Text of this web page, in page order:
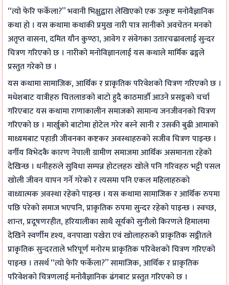
“त्यो फेरि फर्केला?” भवानी भिक्षुद्वारा लेखिएको एक उत्कृष्ट मनोवैज्ञानिक
कथा हो । यस कथामा कथाकी प्रमुख नारी पात्र सानीको अवचेतन मनको
अतृप्त वासना, दमित यौन कुण्ठा, आवेग र संवेगका उतारचढावलाई सुन्दर
चित्रण गरिएको छ । नारीको मनोविज्ञानलाई यस कथाले मार्मिक ढङ्गले
प्रस्तुत गरेको छ ।
यस कथामा सामाजिक, आर्थिक र प्राकृतिक परिवेशको चित्रण गरिएको छ ।
मधेशबाट यात्रीहरु चितलाङको बाटो हुदै काठमाडौँ आउने प्रसङ्गको चर्चा
गरिएबाट यस कथामा राणाकालीन समाजको सामान्य जनजीवनको चित्रण
गरिएको छ । मार्खुको बाटोमा होटेल गरेर बस्ने सानी र उसकी बुढी आमाको
माध्यमबाट पहाडी जीवनका कष्टकर अवस्थाहरुको सजीव चित्रण पाइन्छ ।
वर्गीय विभेदकै कारण नेपाली ग्रामीण समाजमा आर्थिक असमानता रहेको
देखिन्छ । धनीहरुले सुविधा सम्पन्न होटलहरु खोले पनि गरिवहरु भट्टी पसल
खोली जीवन यापन गर्ने गरेको र त्यसमा पनि एकल महिलाहरुको
वाध्यात्मक अवस्था रहेको पाइन्छ । यस कथामा सामाजिक र आर्थिक रुपमा
पछि परेको समाज भएपनि, प्राकृतिक रुपमा सुन्दर रहेको पाइन्छ । स्वच्छ,
शान्त, प्रदूषणरहीत, हरियालीका साथै सूर्यको सुनौलो किरणले हिमालमा
देखिने स्वर्णीम दृश्य, वनपाखा पखेरा एवं खोलाहरुको प्राकृतिक सङ्गीतले
प्राकृतिक सुन्दरताले भरिपूर्ण मनोरम प्राकृतिक परिवेशको चित्रण गरिएको
पाइन्छ । तसर्थ “त्यो फेरि फर्केला?” सामाजिक, आर्थिक र प्राकृतिक
परिवेशको चित्रणलाई मनोवैज्ञानिक ढंगबाट प्रस्तुत गरिएको छ ।